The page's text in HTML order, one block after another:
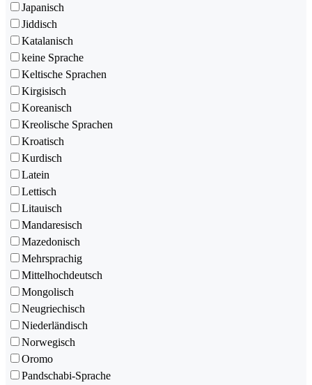
Japanisch
Jiddisch
Katalanisch
keine Sprache
Keltische Sprachen
Kirgisisch
Koreanisch
Kreolische Sprachen
Kroatisch
Kurdisch
Latein
Lettisch
Litauisch
Mandaresisch
Mazedonisch
Mehrsprachig
Mittelhochdeutsch
Mongolisch
Neugriechisch
Niederländisch
Norwegisch
Oromo
Pandschabi-Sprache